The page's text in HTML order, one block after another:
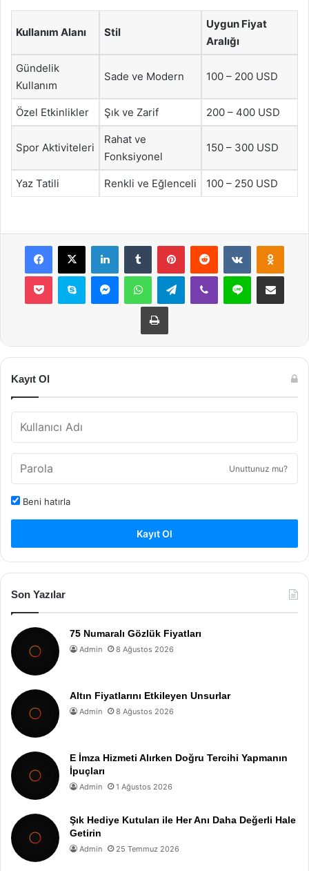
Kullanım Alanı Stil
Uygun Fiyat
Aralığı
Gündelik
Kullanım
Sade ve Modern 100 – 200 USD
Özel Etkinlikler Şık ve Zarif 200 – 400 USD
Spor Aktiviteleri
Rahat ve
Fonksiyonel
150 – 300 USD
Yaz Tatili Renkli ve Eğlenceli 100 – 250 USD
Facebook
X LinkedInTumblr PinterestReddit VKontakte
Pocket Skype MessengerWhatsAppTelegramViber Line E-Posta ile
Yazdır
Kayıt Ol
Unuttunuz mu?
Beni hatırla
Kayıt Ol
Son Yazılar
75 Numaralı Gözlük Fiyatları
Admin 8 Ağustos 2026
Altın Fiyatlarını Etkileyen Unsurlar
Admin 8 Ağustos 2026
E İmza Hizmeti Alırken Doğru Tercihi Yapmanın
İpuçları
Admin 1 Ağustos 2026
Şık Hediye Kutuları ile Her Anı Daha Değerli Hale
Getirin
Admin 25 Temmuz 2026